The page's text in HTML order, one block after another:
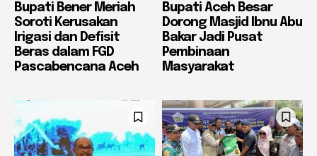
Bupati Bener Meriah
Soroti Kerusakan
Irigasi dan Defisit
Beras dalam FGD
Pascabencana Aceh
Bupati Aceh Besar
Dorong Masjid Ibnu Abu
Bakar Jadi Pusat
Pembinaan
Masyarakat